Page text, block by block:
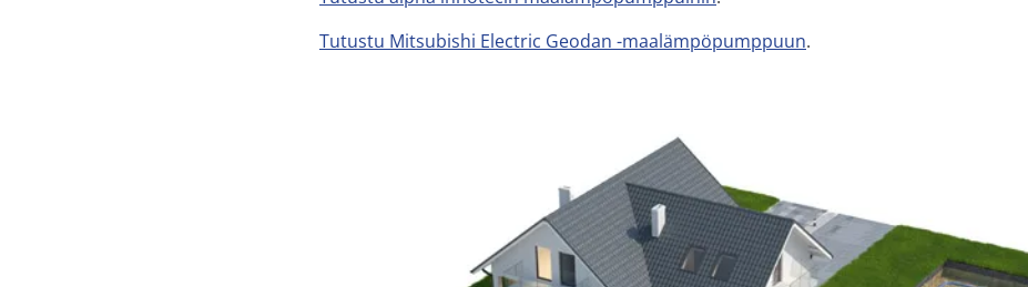
Tutustu Mitsubishi Electric Geodan -maalämpöpumppuun.